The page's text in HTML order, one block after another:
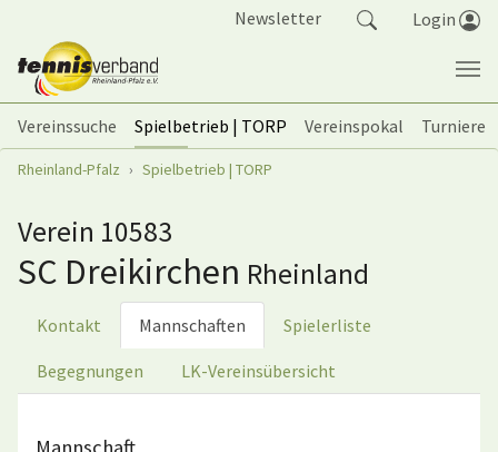
Newsletter Login
Vereinssuche Spielbetrieb | TORP Vereinspokal
Turniere
Sie sind hier:
Rheinland-Pfalz Spielbetrieb | TORP
Verein 10583
SC Dreikirchen Rheinland
Kontakt Mannschaften Spielerliste
Begegnungen LK-Vereinsübersicht